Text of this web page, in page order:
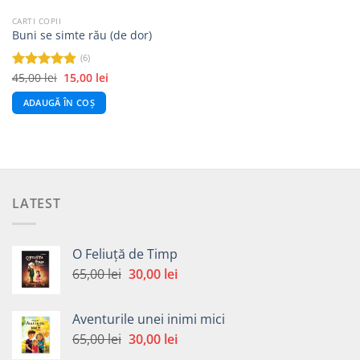
CARTI COPII
Buni se simte rău (de dor)
Evaluat la
4.83din 5
(6)
45,00lei Prețul
inițial
a
fost:
45,00 lei.
15,00 leiPrețul
curent
ADAUGĂ ÎN COȘ
LATEST
O Feliuță de Timp
65,00lei Prețul
fost:
65,00 lei.
30,00 leiPrețul
30,00 lei.
Aventurile unei inimi mici
65,00lei Prețul
30,00 leiPrețul